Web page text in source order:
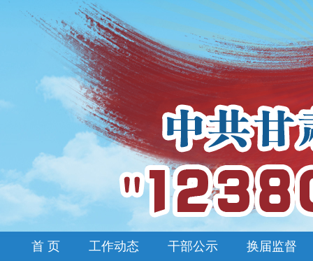
首 页 工作动态 干部公示 换届监督